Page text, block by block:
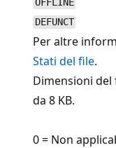
OFFLINE
DEFUNCT
Per altre
Stati del file.
Dimensioni
da 8 KB.
0 = Non